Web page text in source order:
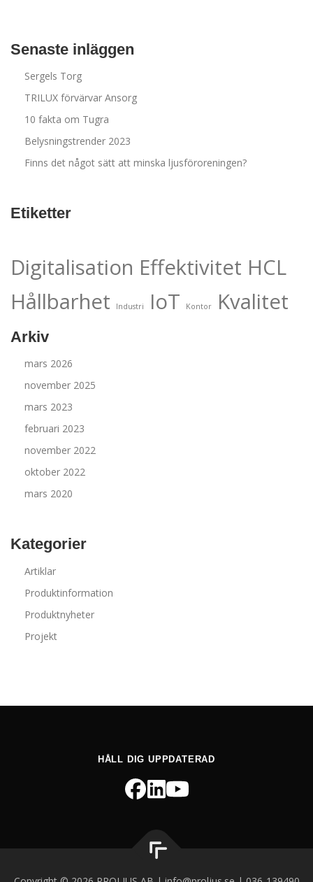
Senaste inläggen
Sergels Torg
TRILUX förvärvar Ansorg
10 fakta om Tugra
Belysningstrender 2023
Finns det något sätt att minska ljusföroreningen?
Etiketter
Digitalisation Effektivitet HCL
Hållbarhet
Industri IoT Kontor Kvalitet
Arkiv
mars 2026
november 2025
mars 2023
februari 2023
november 2022
oktober 2022
mars 2020
Kategorier
Artiklar
Produktinformation
Produktnyheter
Projekt
HÅLL DIG UPPDATERAD